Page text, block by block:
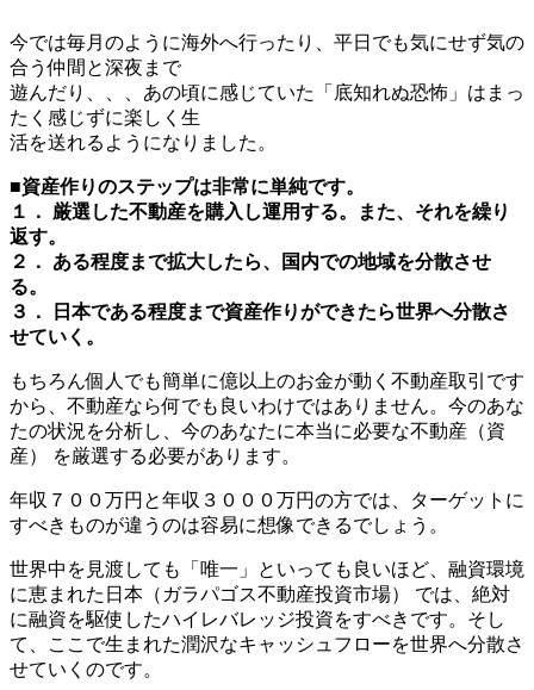
今では毎月のように海外へ行ったり、平日でも気にせず気の
合う仲間と深夜まで
遊んだり、、、あの頃に感じていた「底知れぬ恐怖」はまっ
たく感じずに楽しく生
活を送れるようになりました。
■資産作りのステップは非常に単純です。
１． 厳選した不動産を購入し運用する。また、それを繰り
返す。
２． ある程度まで拡大したら、国内での地域を分散させ
る。
３． 日本である程度まで資産作りができたら世界へ分散さ
せていく。
もちろん個人でも簡単に億以上のお金が動く不動産取引です
から、不動産なら何でも良いわけではありません。今のあな
たの状況を分析し、今のあなたに本当に必要な不動産（資
産） を厳選する必要があります。
年収７００万円と年収３０００万円の方では、ターゲットに
すべきものが違うのは容易に想像できるでしょう。
世界中を見渡しても「唯一」といっても良いほど、融資環境
に恵まれた日本（ガラパゴス不動産投資市場） では、絶対
に融資を駆使したハイレバレッジ投資をすべきです。そし
て、ここで生まれた潤沢なキャッシュフローを世界へ分散さ
せていくのです。